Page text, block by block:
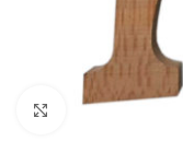
Нажмите,